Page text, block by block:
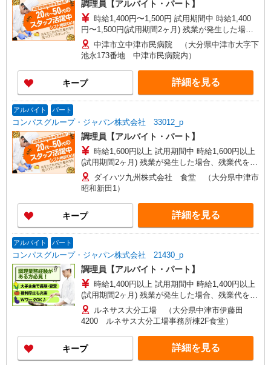
調理員【アルバイト・パート】
時給1,400円〜1,500円 試用期間中 時給1,400
円〜1,500円(試用期間2ヶ月) 残業が発生した場
合、残業代を1分単位で別途支給します。
中津市立中津市民病院 （大分県中津市大字下
池永173番地 中津市民病院内）
キープ 詳細を見る
アルバイト パート
コンパスグループ・ジャパン株式会社 33012_p
調理員【アルバイト・パート】
時給1,600円以上 試用期間中 時給1,600円以上
(試用期間2ヶ月) 残業が発生した場合、残業代を1
分単位で別途支給します。
ダイハツ九州株式会社 食堂 （大分県中津市
昭和新田1）
キープ 詳細を見る
アルバイト パート
コンパスグループ・ジャパン株式会社 21430_p
調理員【アルバイト・パート】
時給1,400円以上 試用期間中 時給1,400円以上
(試用期間2ヶ月) 残業が発生した場合、残業代を1
分単位で別途支給します。
ルネサス大分工場 （大分県中津市伊藤田
4200 ルネサス大分工場事務所棟2F食堂）
キープ 詳細を見る